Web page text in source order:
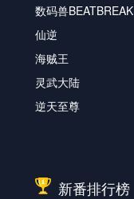
数码兽BEATBREAK
仙逆
海贼王
灵武大陆
逆天至尊
新番排行榜